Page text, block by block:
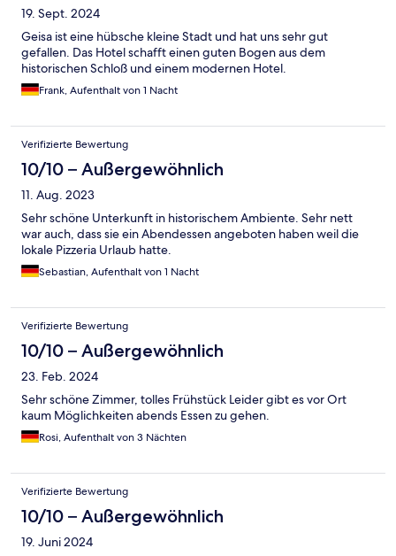
19. Sept. 2024
Geisa ist eine hübsche kleine Stadt und hat uns sehr gut
gefallen. Das Hotel schafft einen guten Bogen aus dem
historischen Schloß und einem modernen Hotel.
Frank, Aufenthalt von 1 Nacht
Verifizierte Bewertung
10/10 – Außergewöhnlich
11. Aug. 2023
Sehr schöne Unterkunft in historischem Ambiente. Sehr nett
war auch, dass sie ein Abendessen angeboten haben weil die
lokale Pizzeria Urlaub hatte.
Sebastian, Aufenthalt von 1 Nacht
Verifizierte Bewertung
10/10 – Außergewöhnlich
23. Feb. 2024
Sehr schöne Zimmer, tolles Frühstück Leider gibt es vor Ort
kaum Möglichkeiten abends Essen zu gehen.
Rosi, Aufenthalt von 3 Nächten
Verifizierte Bewertung
10/10 – Außergewöhnlich
19. Juni 2024